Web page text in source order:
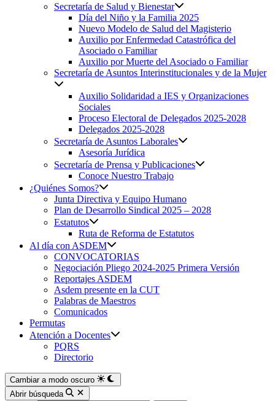
Secretaría de Salud y Bienestar
Día del Niño y la Familia 2025
Nuevo Modelo de Salud del Magisterio
Auxilio por Enfermedad Catastrófica del
Asociado o Familiar
Auxilio por Muerte del Asociado o Familiar
Secretaría de Asuntos Interinstitucionales y de la Mujer
Auxilio Solidaridad a IES y Organizaciones
Sociales
Proceso Electoral de Delegados 2025-2028
Delegados 2025-2028
Secretaría de Asuntos Laborales
Asesoría Jurídica
Secretaría de Prensa y Publicaciones
Conoce Nuestro Trabajo
¿Quiénes Somos?
Junta Directiva y Equipo Humano
Plan de Desarrollo Sindical 2025 – 2028
Estatutos
Ruta de Reforma de Estatutos
Al día con ASDEM
CONVOCATORIAS
Negociación Pliego 2024-2025 Primera Versión
Reportajes ASDEM
Asdem presente en la CUT
Palabras de Maestros
Comunicados
Permutas
Atención a Docentes
PQRS
Directorio
Cambiar a modo oscuro
Abrir búsqueda